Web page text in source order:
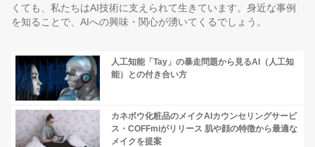
くても、私たちはAI技術に支えられて生きています。身近な事例
を知ることで、AIへの興味・関心が湧いてくるでしょう。
人工知能「Tay」の暴走問題から見るAI（人工知
能）との付き合い方
カネボウ化粧品のメイクAIカウンセリングサービ
ス・COFFmiがリリース 肌や顔の特徴から最適な
メイクを提案